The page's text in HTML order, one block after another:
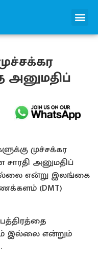
முச்சக்கர
அனுமதிப்
என்று இலங்கை
(DMT)
இல்லை என்றும்